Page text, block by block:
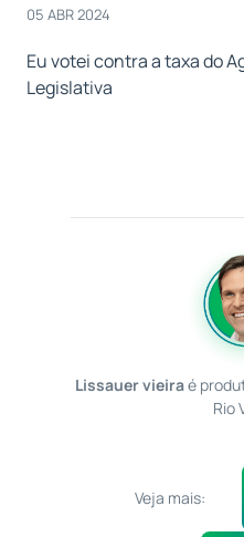
05 ABR 2024
Eu votei contra a taxa do
Legislativa
Lissauer vieiraé
Rio
Veja mais: